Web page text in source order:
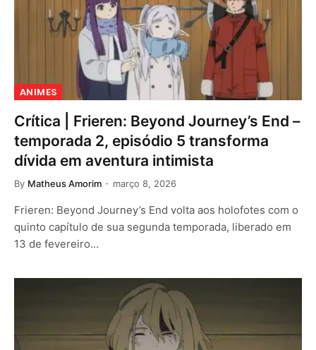
ANIMES
Crítica | Frieren: Beyond Journey’s End –
temporada 2, episódio 5 transforma
dívida em aventura intimista
By Matheus Amorim março 8, 2026
Frieren: Beyond Journey’s End volta aos holofotes com o
quinto capítulo de sua segunda temporada, liberado em
13 de fevereiro…